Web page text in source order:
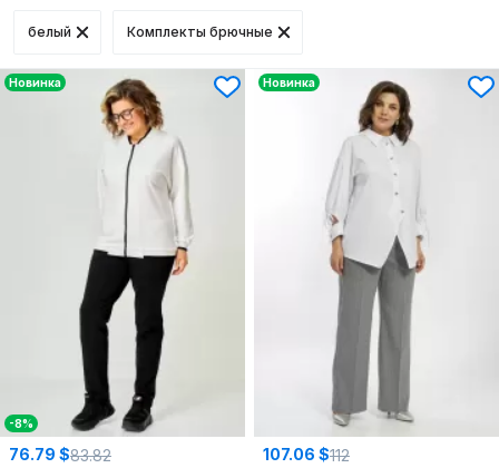
белый Комплекты брючные
Новинка
-8%
76.79 $83.82
Новинка
107.06 $112